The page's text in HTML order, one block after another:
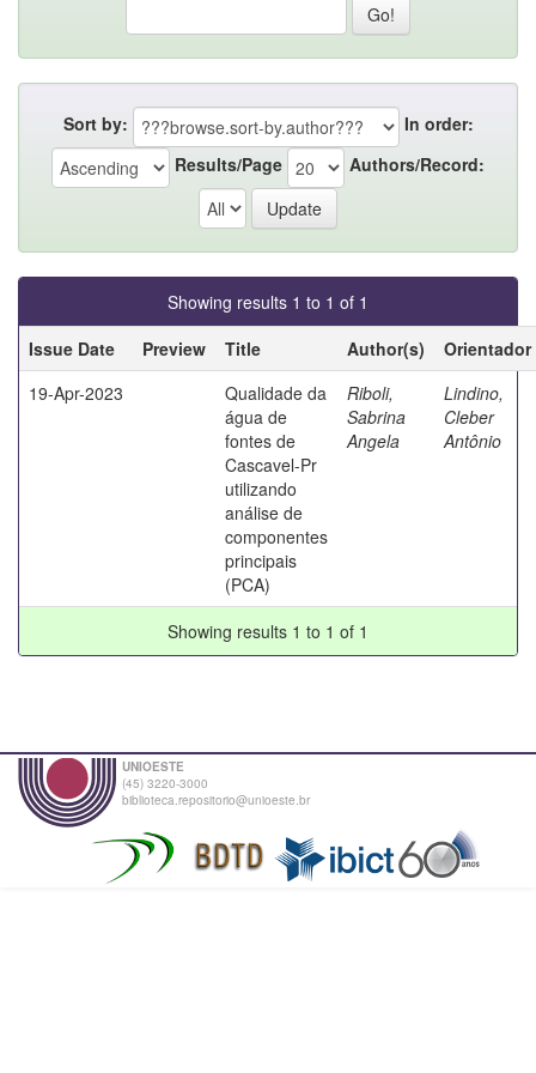
Sort by:
In order:
Results/Page
Authors/Record:
Showing results 1 to 1 of 1
Issue Date
Preview Title Author(s)
Orientador
19-Apr-2023
Qualidade da
água de
fontes de
Cascavel-Pr
utilizando
análise de
componentes
principais
(PCA)
Riboli,
Sabrina
Angela
Lindino,
Cleber
Antônio
Showing results 1 to 1 of 1
UNIOESTE
(45) 3220-3000
biblioteca.repositorio@unioeste.br